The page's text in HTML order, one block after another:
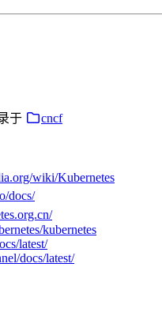
于 cncf
wiki/Kubernetes
docs/
kubernetes
latest/
docs/latest/